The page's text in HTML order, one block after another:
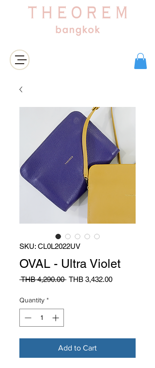
SKU: CL0L2022UV
OVAL - Ultra Violet
THB 4,290.00 Regular
THB 3,432.00Sale
Quantity *
Add to Cart